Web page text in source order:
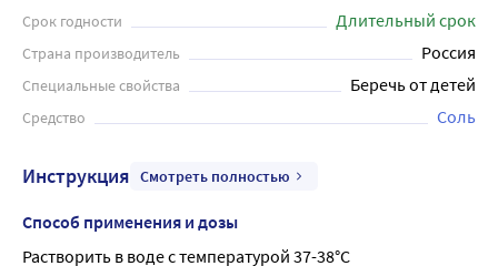
увлажняет, омолаживает, тонизирует и способствует
регенерации клеток. Экстракт папайи повышает
упругость кожи и слегка осветляет пигментные пятна,
оказывает успокаивающее действие на воспаленную и
, Продолжительность принятия ванны 10-20 минут. Для
достижения оптимального эффекта рекомендуется 5-6
ванн. Прием ванн через день.
Срок годности Длительный срок
Страна производитель Россия
Специальные свойства Беречь от детей
Средство Соль
Инструкция Смотреть полностью
Способ применения и дозы
Растворить в воде с температурой 37-38°C